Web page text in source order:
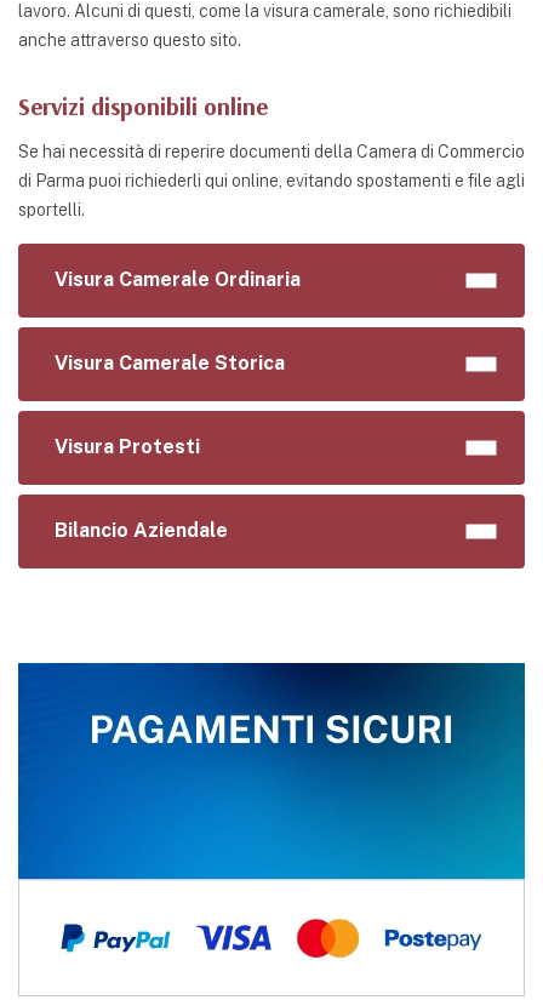
lavoro. Alcuni di questi, come la visura camerale, sono richiedibili
anche attraverso questo sito.
Servizi disponibili online
Se hai necessità di reperire documenti della Camera di Commercio
di Parma puoi richiederli qui online, evitando spostamenti e file agli
sportelli.
Visura Camerale Ordinaria
Visura Camerale Storica
Visura Protesti
Bilancio Aziendale